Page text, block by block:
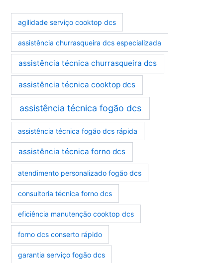
r
a
agilidade serviço cooktop dcs
assistência churrasqueira dcs especializada
assistência técnica churrasqueira dcs
assistência técnica cooktop dcs
assistência técnica fogão dcs
assistência técnica fogão dcs rápida
assistência técnica forno dcs
atendimento personalizado fogão dcs
consultoria técnica forno dcs
eficiência manutenção cooktop dcs
forno dcs conserto rápido
garantia serviço fogão dcs